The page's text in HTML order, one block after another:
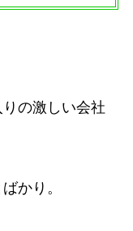
の激しい会社
かり。